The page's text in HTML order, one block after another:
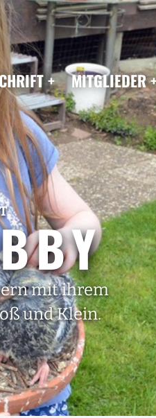
MITGLIEDER
mit ihrem
und Klein.